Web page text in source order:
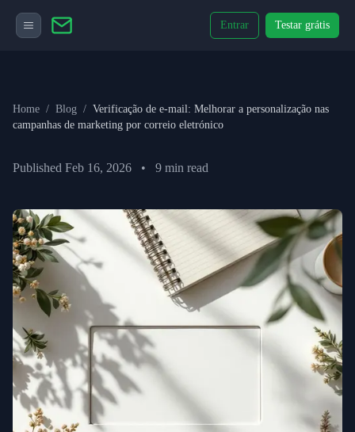
Entrar Testar grátis
Home / Blog / Verificação de e-mail: Melhorar a personalização nas
campanhas de marketing por correio eletrónico
Published Feb 16, 2026 • 9 min read